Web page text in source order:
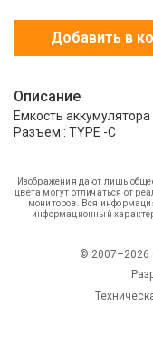
Добавить в
Описание
Емкость
Разъем : TYPE -C
Изображения дают лишь
цвета могут отличаться от
мониторов. Вся
информационный
© 2007–2026